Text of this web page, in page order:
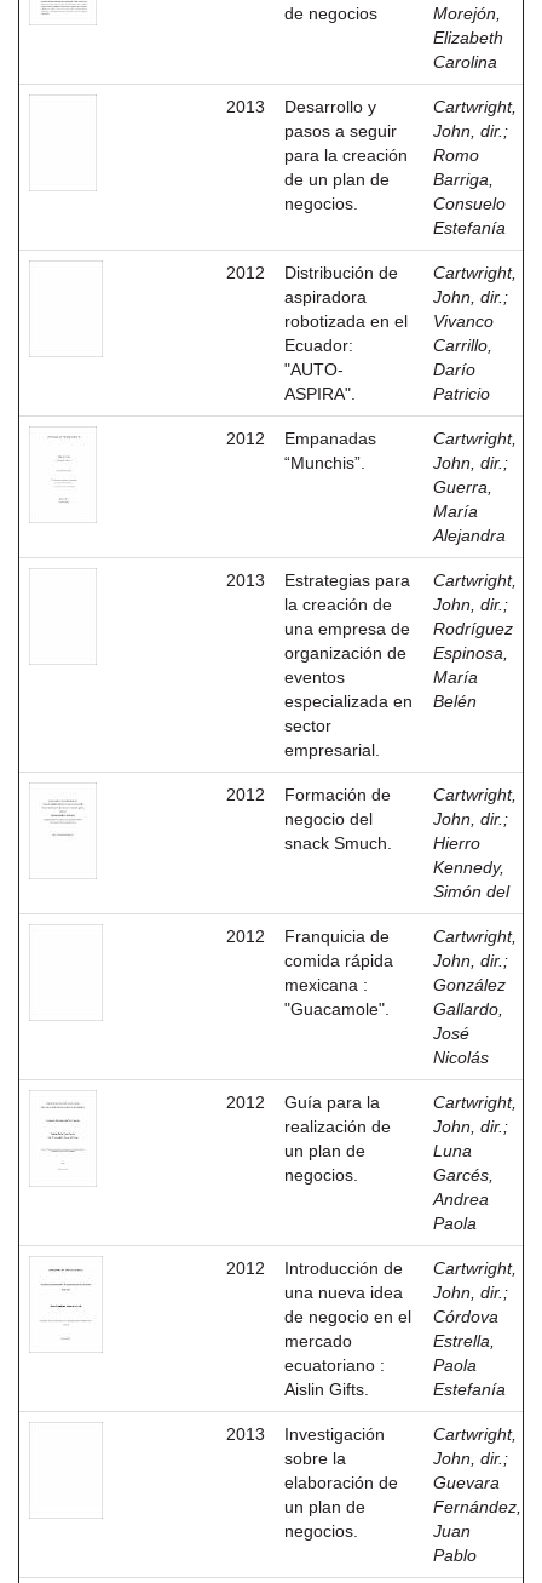
de negocios
Morejón,
Elizabeth
Carolina
2013
Desarrollo y
pasos a seguir
para la creación
de un plan de
negocios.
Cartwright,
John, dir. ;
Romo
Barriga,
Consuelo
Estefanía
2012
Distribución de
aspiradora
robotizada en el
Ecuador:
"AUTO-
ASPIRA".
Cartwright,
John, dir. ;
Vivanco
Carrillo,
Darío
Patricio
2012
Empanadas
“Munchis”.
Cartwright,
John, dir. ;
Guerra,
María
Alejandra
2013
Estrategias para
la creación de
una empresa de
organización de
eventos
especializada en
sector
empresarial.
Cartwright,
John, dir. ;
Rodríguez
Espinosa,
María
Belén
2012
Formación de
negocio del
snack Smuch.
Cartwright,
John, dir. ;
Hierro
Kennedy,
Simón del
2012
Franquicia de
comida rápida
mexicana :
"Guacamole".
Cartwright,
John, dir. ;
González
Gallardo,
José
Nicolás
2012
Guía para la
realización de
un plan de
negocios.
Cartwright,
John, dir. ;
Luna
Garcés,
Andrea
Paola
2012
Introducción de
una nueva idea
de negocio en el
mercado
ecuatoriano :
Aislin Gifts.
Cartwright,
John, dir. ;
Córdova
Estrella,
Paola
Estefanía
2013
Investigación
sobre la
elaboración de
un plan de
negocios.
Cartwright,
John, dir. ;
Guevara
Fernández,
Juan
Pablo